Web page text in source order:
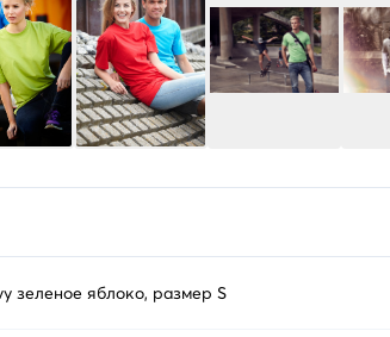
зеленое яблоко, размер S